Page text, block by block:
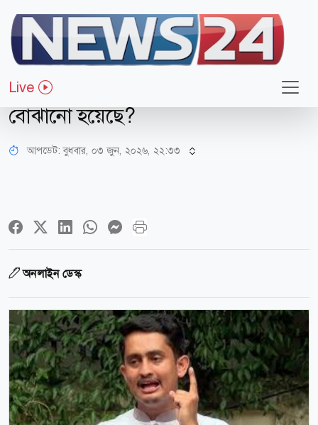
Live
রাজনীতি
মির্জা ফখরুলের বক্তব্য প্রসঙ্গে সারজিস আলম
‘সব দল’ বলতে কি আওয়ামী লীগকেও
বোঝানো হয়েছে?
আপডেট: বুধবার, ০৩ জুন, ২০২৬, ২২:৩৩
অনলাইন ডেস্ক